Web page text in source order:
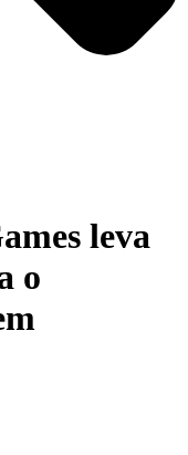
leva
o